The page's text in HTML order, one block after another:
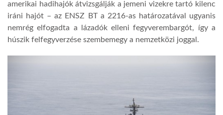
amerikai hadihajók átvizsgálják a jemeni vizekre tartó kilenc
iráni hajót – az ENSZ BT a 2216-as határozatával ugyanis
nemrég elfogadta a lázadók elleni fegyverembargót, így a
húszik felfegyverzése szembemegy a nemzetközi joggal.